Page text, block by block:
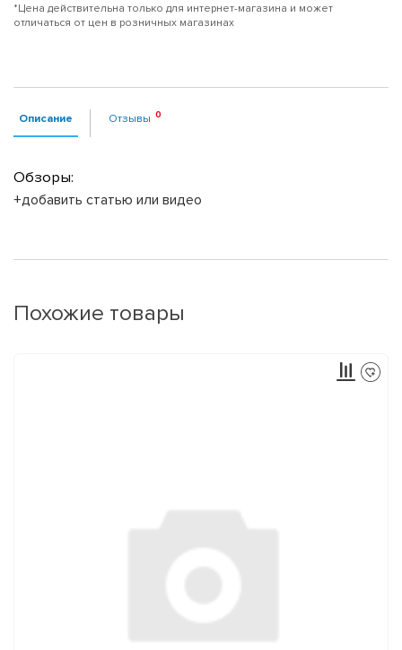
*Цена действительна только для интернет-магазина и может
отличаться от цен в розничных магазинах
Описание Отзывы
Обзоры:
+добавить статью или видео
Похожие товары